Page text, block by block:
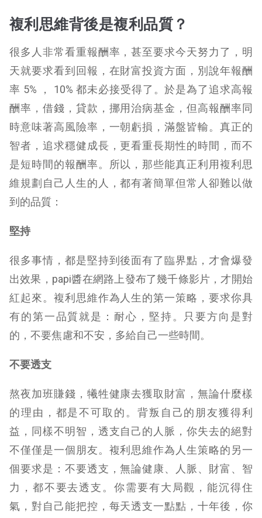
複利思維背後是複利品質？
很多人非常看重報酬率，甚至要求今天努力了，明
天就要求看到回報，在財富投資方面，別說年報酬
率 5% ， 10% 都未必接受得了。於是為了追求高報
酬率，借錢，貸款，挪用治病基金，但高報酬率同
時意味著高風險率，一朝虧損，滿盤皆輸。真正的
智者，追求穩健成長，更看重長期性的時間，而不
是短時間的報酬率。所以，那些能真正利用複利思
維規劃自己人生的人，都有著簡單但常人卻難以做
到的品質：
堅持
很多事情，都是堅持到後面有了臨界點，才會爆發
出效果，papi醬在網路上發布了幾千條影片，才開始
紅起來。複利思維作為人生的第一策略，要求你具
有的第一品質就是：耐心，堅持。只要方向是對
的，不要焦慮和不安，多給自己一些時間。
不要透支
熬夜加班賺錢，犧牲健康去獲取財富，無論什麼樣
的理由，都是不可取的。背叛自己的朋友獲得利
益，同樣不明智，透支自己的人脈，你失去的絕對
不僅僅是一個朋友。複利思維作為人生策略的另一
個要求是：不要透支，無論健康、人脈、財富、智
力，都不要去透支。你需要有大局觀，能沉得住
氣，對自己能把控，每天透支一點點，十年後，你